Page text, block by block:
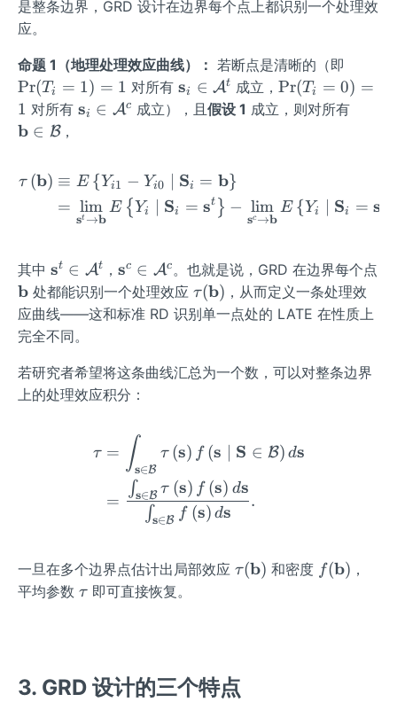
\in
ath
cal
{B}
是整条边界，GRD 设计在边界每个点上都识别一个处理效
应。
命题 1（地理处理效应曲线）： 若断点是清晰的（即
r
(T
1
Pr(Ti = 1) = 1 对所有\m
ath
\in
\m
{A}
^t
si ∈ At 成立， \P
r
=
Pr(Ti = 0) =
1 对所有 \m
{s}
_i
\in
cal
{A}
^c
si ∈ Ac 成立），且 假设 1 成立，则对所有\m
\m
{B}
b ∈ B，
\begin{aligned}
τ (b) ≡ E {Yi1 − Yi0 ∣ Si = b}
=
st →b
lim E {Yi Si = st } −
sc→b
lim E {Yi Si = s
其中 \m
ath
bf
{s}
^
{t}
\in
st ∈ At ， \m
ath
bf
{c}
\in
ath
cal
{A}
sc ∈ Ac 。也就是说，GRD 在边界每个点
\m
ath
bf
b 处都能识别一个处理效应 \tau
(\m
{b})
τ(b) ，从而定义一条处理效
应曲线——这和标准 RD 识别单一点处的 LATE 在性质上
完全不同。
若研究者希望将这条曲线汇总为一个数，可以对整条边界
上的处理效应积分：
\begin{aligned}
τ = ∫s∈B
τ (s) f (s S ∈ B) ds
=
∫s∈B f (s) ds
∫s∈B τ (s) f (s) ds
.
一旦在多个边界点估计出局部效应 \tau
τ(b) 和密度 ff(b) ，
平均参数 \t
τ 即可直接恢复。
3. GRD 设计的三个特点